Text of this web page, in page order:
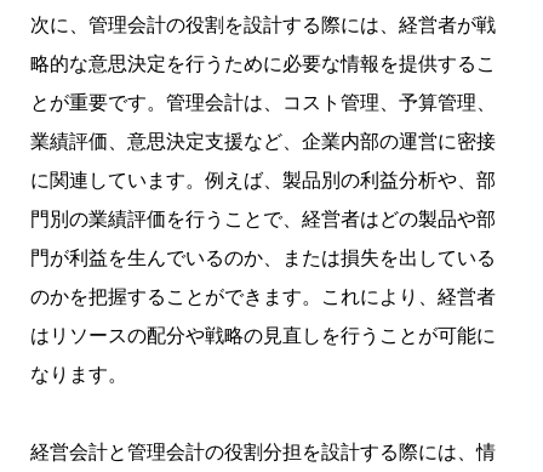
次に、管理会計の役割を設計する際には、経営者が戦
略的な意思決定を行うために必要な情報を提供するこ
とが重要です。管理会計は、コスト管理、予算管理、
業績評価、意思決定支援など、企業内部の運営に密接
に関連しています。例えば、製品別の利益分析や、部
門別の業績評価を行うことで、経営者はどの製品や部
門が利益を生んでいるのか、または損失を出している
のかを把握することができます。これにより、経営者
はリソースの配分や戦略の見直しを行うことが可能に
なります。
経営会計と管理会計の役割分担を設計する際には、情